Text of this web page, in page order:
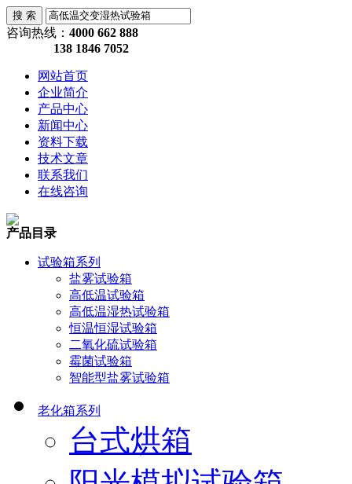
咨询热线： 4000 662 888
138 1846 7052
网站首页
企业简介
产品中心
新闻中心
资料下载
技术文章
联系我们
在线咨询
产品目录
试验箱系列
盐雾试验箱
高低温试验箱
高低温湿热试验箱
恒温恒湿试验箱
二氧化硫试验箱
霉菌试验箱
智能型盐雾试验箱
老化箱系列
台式烘箱